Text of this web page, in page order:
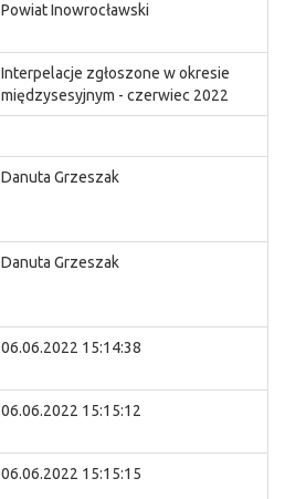
Powiat Inowrocławski
Interpelacje zgłoszone w okresie
międzysesyjnym - czerwiec 2022
Danuta Grzeszak
Danuta Grzeszak
06.06.2022 15:14:38
06.06.2022 15:15:12
06.06.2022 15:15:15